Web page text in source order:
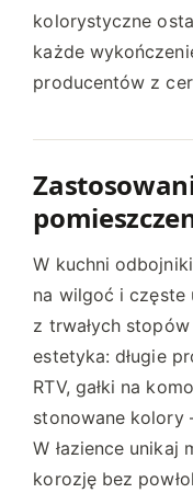
kolorystyczne
każde
producentów z
W kuchni
na wilgoć i częste
z trwałych
estetyka: długie
RTV, gałki na
stonowane kolory
W łazience unikaj
korozję bez